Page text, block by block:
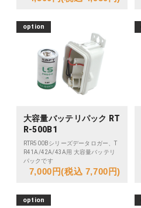
option
大容量バッテリパック RT
R-500B1
RTR500Bシリーズデータロガー、T
R41A/42A/43A用 大容量バッテリ
パックです
7,000円(税込 7,700円)
option